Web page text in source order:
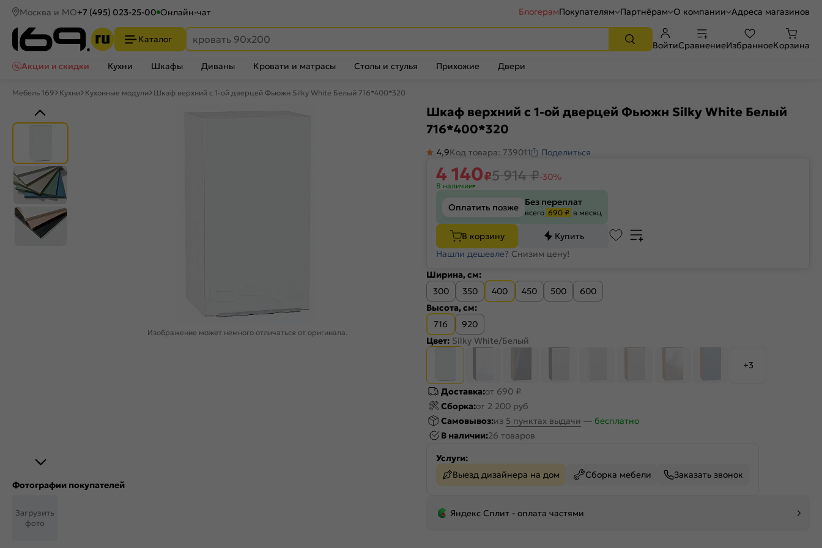
Москва и МО+7 (495) 023-25-00 Онлайн-чат БлогерамПокупателям Партнёрам О компании Адреса магазинов
Каталог
ВойтиСравнениеИзбранноеКорзина
Акции и скидки
Кухни Шкафы Диваны Кровати и матрасы Столы и стулья Прихожие Двери
Мебель 169 Кухни Кухонные модули Шкаф верхний с 1-ой дверцей Фьюжн Silky White Белый 716*400*320
Изображение может немного отличаться от оригинала.
Фотографии покупателей
Загрузить
фото
Шкаф верхний с 1-ой дверцей Фьюжн Silky White Белый
716*400*320
4,9Код товара: 739011 Поделиться
4 140₽5 914₽-30%
В наличии
Оплатить позже Без переплат
всего 690 ₽ в месяц
В корзину
Купить
Нашли дешевле? Снизим цену!
Ширина, см:
300
350 400 450 500
600
Высота, см:
716
920
Цвет: Silky White/Белый
+3
Доставка:от 690 ₽
Сборка:от 2 200 руб
Самовывоз:из 5 пунктах выдачи — бесплатно
В наличии:26 товаров
Услуги:
Выезд дизайнера на дом
Сборка мебели Заказать звонок
Яндекс Сплит - оплата частями